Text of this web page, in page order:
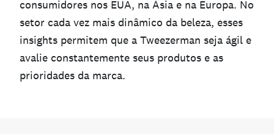
consumidores nos EUA, na Ásia e na Europa. No
setor cada vez mais dinâmico da beleza, esses
insights permitem que a Tweezerman seja ágil e
avalie constantemente seus produtos e as
prioridades da marca.